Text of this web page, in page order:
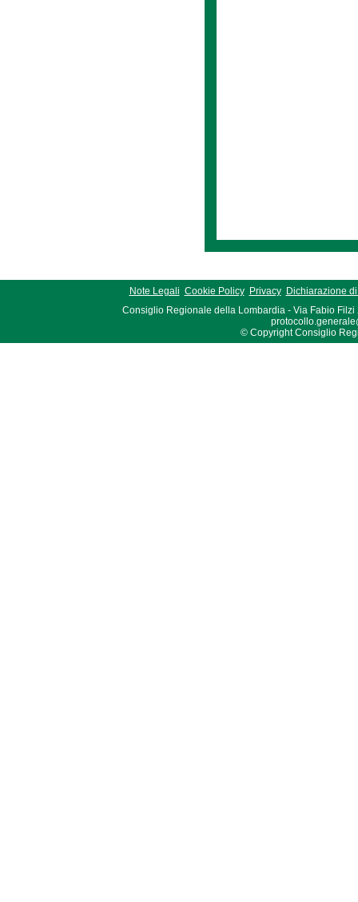
Note Legali Cookie Policy Privacy
Dichiarazione
Consiglio Regionale della Lombardia - Via Fabio Filzi
© Copyright Consiglio